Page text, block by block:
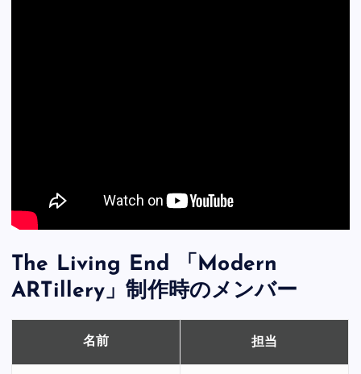
The Living End 「Modern
ARTillery」制作時のメンバー
名前 担当